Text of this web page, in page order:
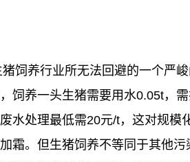
饲养行业所无法回避的一个严
饲养一头生猪需要用水0.05t，
水处理最低需20元/t，这对规
霜。但生猪饲养不等同于其他